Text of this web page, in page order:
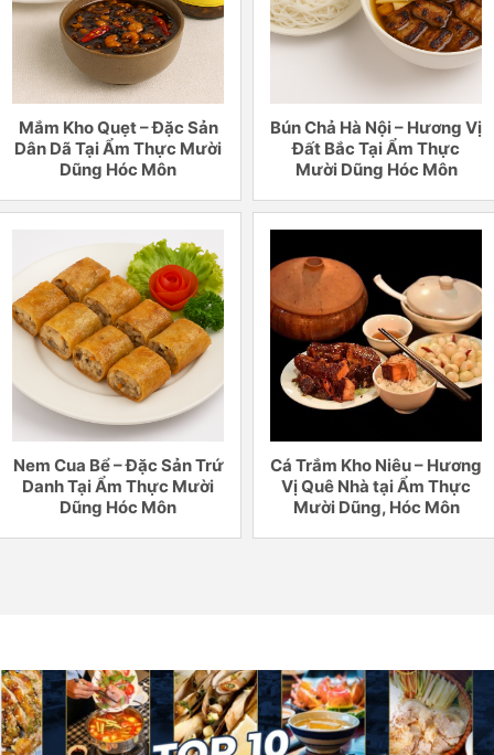
Mắm Kho Quẹt – Đặc Sản
Dân Dã Tại Ẩm Thực Mười
Dũng Hóc Môn
Bún Chả Hà Nội – Hương Vị
Đất Bắc Tại Ẩm Thực
Mười Dũng Hóc Môn
Nem Cua Bể – Đặc Sản Trứ
Danh Tại Ẩm Thực Mười
Dũng Hóc Môn
Cá Trắm Kho Niêu – Hương
Vị Quê Nhà tại Ẩm Thực
Mười Dũng, Hóc Môn